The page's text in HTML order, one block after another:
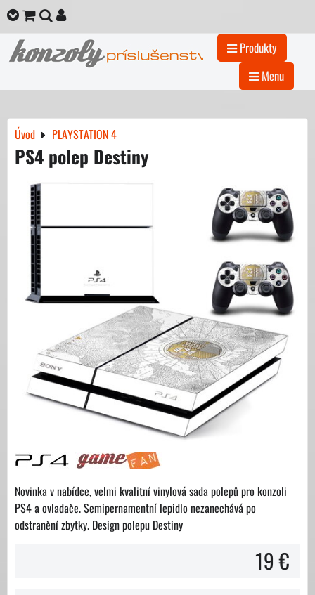
Produkty
Menu
Úvod PLAYSTATION 4
PS4 polep Destiny
Novinka v nabídce, velmi kvalitní vinylová sada polepů pro konzoli
PS4 a ovladače. Semipernamentní lepidlo nezanechává po
odstranění zbytky. Design polepu Destiny
19 €